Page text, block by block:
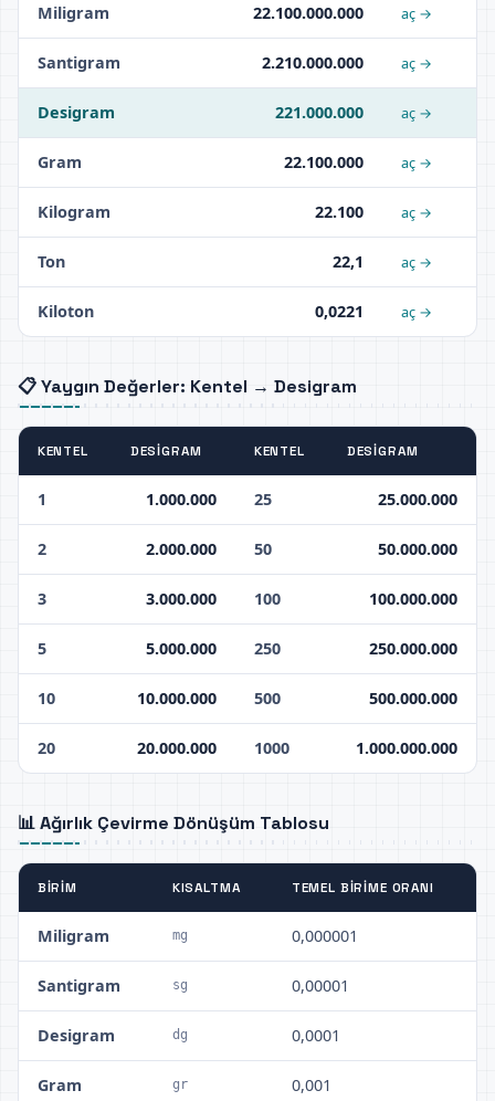
Miligram 22.100.000.000 aç →
Santigram 2.210.000.000 aç →
Desigram 221.000.000 aç →
Gram 22.100.000 aç →
Kilogram 22.100 aç →
Ton 22,1 aç →
Kiloton 0,0221 aç →
📋 Yaygın Değerler: Kentel → Desigram
KENTEL DESIGRAM KENTEL DESIGRAM
1 1.000.000 25 25.000.000
2 2.000.000 50 50.000.000
3 3.000.000 100 100.000.000
5 5.000.000 250 250.000.000
10 10.000.000 500 500.000.000
20 20.000.000 1000 1.000.000.000
📊 Ağırlık Çevirme Dönüşüm Tablosu
BIRIM KISALTMA TEMEL BIRIME ORANI
Miligram mg 0,000001
Santigram sg 0,00001
Desigram dg 0,0001
Gram gr 0,001